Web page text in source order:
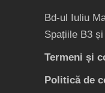
Bd-ul Iuliu
Spațiile B3
Termeni și
Politică de